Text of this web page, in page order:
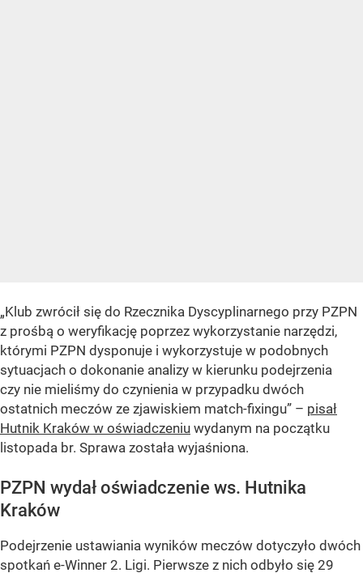
„Klub zwrócił się do Rzecznika Dyscyplinarnego przy PZPN
z prośbą o weryfikację poprzez wykorzystanie narzędzi,
którymi PZPN dysponuje i wykorzystuje w podobnych
sytuacjach o dokonanie analizy w kierunku podejrzenia
czy nie mieliśmy do czynienia w przypadku dwóch
ostatnich meczów ze zjawiskiem match-fixingu” – pisał
Hutnik Kraków w oświadczeniu wydanym na początku
listopada br. Sprawa została wyjaśniona.
PZPN wydał oświadczenie ws. Hutnika
Kraków
Podejrzenie ustawiania wyników meczów dotyczyło dwóch
spotkań e-Winner 2. Ligi. Pierwsze z nich odbyło się 29